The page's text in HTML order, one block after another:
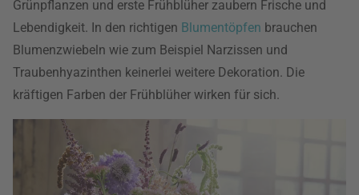
Grünpflanzen und erste Frühblüher zaubern Frische und
Lebendigkeit. In den richtigen Blumentöpfen brauchen
Blumenzwiebeln wie zum Beispiel Narzissen und
Traubenhyazinthen keinerlei weitere Dekoration. Die
kräftigen Farben der Frühblüher wirken für sich.